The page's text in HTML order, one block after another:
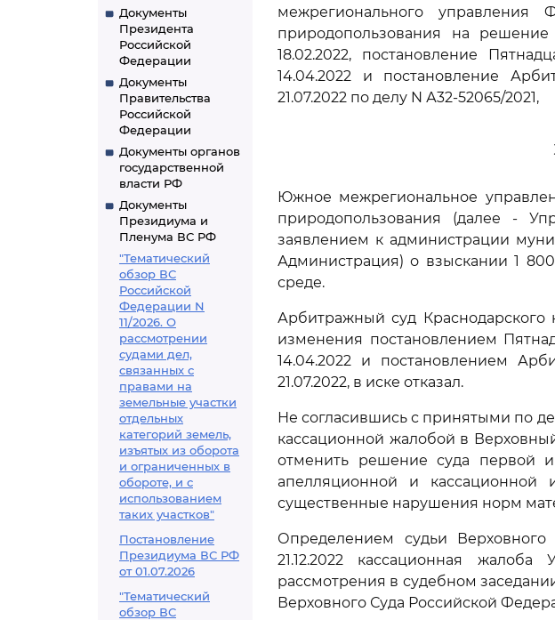
Документы
Президента
Российской
Федерации
Документы
Правительства
Российской
Федерации
Документы органов
государственной
власти РФ
Документы
Президиума и
Пленума ВС РФ
"Тематический
обзор ВС
Российской
Федерации N
11/2026. О
рассмотрении
судами дел,
связанных с
правами на
земельные участки
отдельных
категорий земель,
изъятых из оборота
и ограниченных в
обороте, и с
использованием
таких участков"
Постановление
Президиума ВС РФ
от 01.07.2026
"Тематический
обзор ВС
межрегионального
природопользования на
18.02.2022, постановление
14.04.2022 и постановление
21.07.2022 по делу N А32-52065/2021,
Южное межрегиональное
природопользования (далее -
заявлением к администрации
Администрация) о взыскании 1
среде.
Арбитражный суд Краснодарского
изменения постановлением
14.04.2022 и постановлением
21.07.2022, в иске отказал.
Не согласившись с принятыми по
кассационной жалобой в
отменить решение суда первой
апелляционной и кассационной
существенные нарушения норм
Определением судьи
21.12.2022 кассационная
рассмотрения в судебном
Верховного Суда Российской